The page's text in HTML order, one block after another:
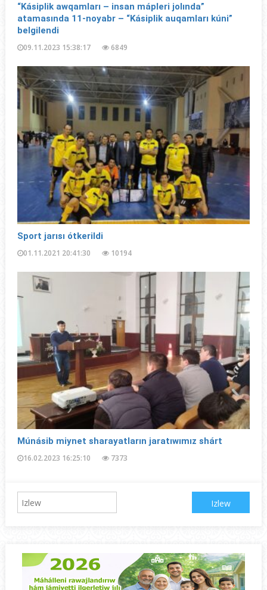
“Kásiplik awqamları – insan mápleri jolında”
atamasında 11-noyabr – “Kásiplik auqamları kúni”
belgilendi
09.11.2023 15:38:17 6849
Spоrt jаrısı ótkеrildi
01.11.2021 20:41:30 10194
Múnásib miynet sharayatların jaratıwımız shárt
16.02.2023 16:25:10 7373
Izlew: